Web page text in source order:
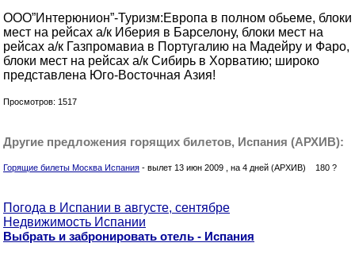
ООО”Интерюнион”-Туризм:Европа в полном обьеме, блоки
мест на рейсах а/к Иберия в Барселону, блоки мест на
рейсах а/к Газпромавиа в Португалию на Мадейру и Фаро,
блоки мест на рейсах а/к Сибирь в Хорватию; широко
представлена Юго-Восточная Азия!
Просмотров: 1517
Другие предложения горящих билетов, Испания (АРХИВ):
Горящие билеты Москва Испания - вылет 13 июн 2009 , на 4 дней (АРХИВ) 180 ?
Погода в Испании в августе, сентябре
Недвижимость Испании
Выбрать и забронировать отель - Испания